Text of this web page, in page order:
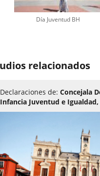
Día Juventud BH
relacionados
Declaraciones de: Concejala
Infancia Juventud e